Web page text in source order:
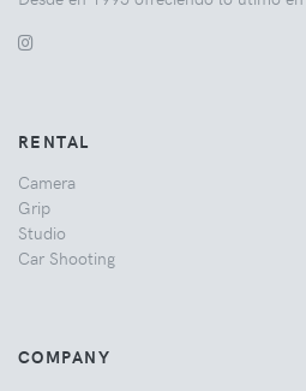
RENTAL
Camera
Grip
Studio
Car Shooting
COMPANY